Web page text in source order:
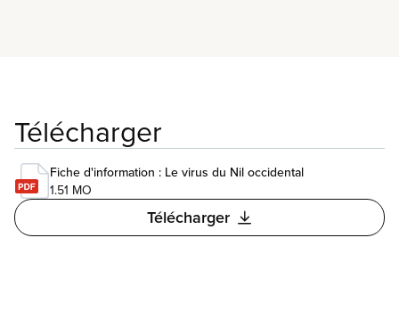
Télécharger
Fiche d'information : Le virus du Nil occidental
1.51 MO
Télécharger